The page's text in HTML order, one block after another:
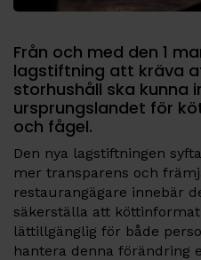
Från och med den 1
lagstiftning att kräva
storhushåll ska kunna
ursprungslandet för
och fågel.
Den nya lagstiftningen
mer transparens och
restaurangägare innebär
säkerställa att
lättillgänglig för både
hantera denna förändring